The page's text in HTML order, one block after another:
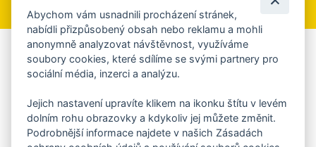
Aplikace Mobilní rozhlas
Chcete dostávat do svého mobilu či mailu upozornění na
ankety, pozvánky na kulturní a sportovní akce?
Více informací o aplikaci
Abychom vám usnadnili procházení stránek,
nabídli přizpůsobený obsah nebo reklamu a mohli
anonymně analyzovat návštěvnost, využíváme
soubory cookies, které sdílíme se svými partnery pro
sociální média, inzerci a analýzu.
Jejich nastavení upravíte klikem na ikonku štítu v levém
dolním rohu obrazovky a kdykoliv jej můžete změnit.
Podrobnější informace najdete v našich Zásadách